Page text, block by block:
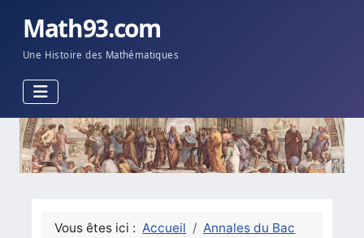
Math93.com
Une Histoire des Mathématiques
Vous êtes ici : Accueil
Annales du Bac